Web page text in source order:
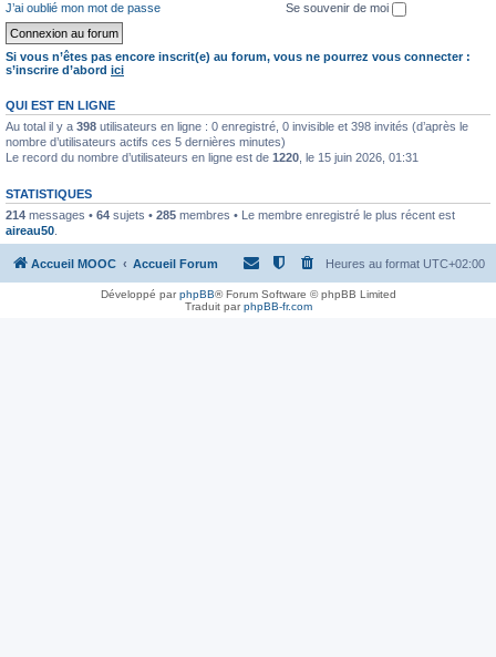
J’ai oublié mon mot de passe
Se souvenir de moi
Si vous n’êtes pas encore inscrit(e) au forum, vous ne pourrez vous connecter :
s’inscrire d’abord ici
QUI EST EN LIGNE
Au total il y a 398 utilisateurs en ligne : 0 enregistré, 0 invisible et 398 invités (d’après le
nombre d’utilisateurs actifs ces 5 dernières minutes)
Le record du nombre d’utilisateurs en ligne est de 1220 , le 15 juin 2026, 01:31
STATISTIQUES
214 messages • 64 sujets • 285 membres • Le membre enregistré le plus récent est
aireau50
Accueil MOOC Accueil Forum Heures au format UTC+02:00
Développé parphpBB® Forum Software © phpBB Limited
Traduit parphpBB-fr.com